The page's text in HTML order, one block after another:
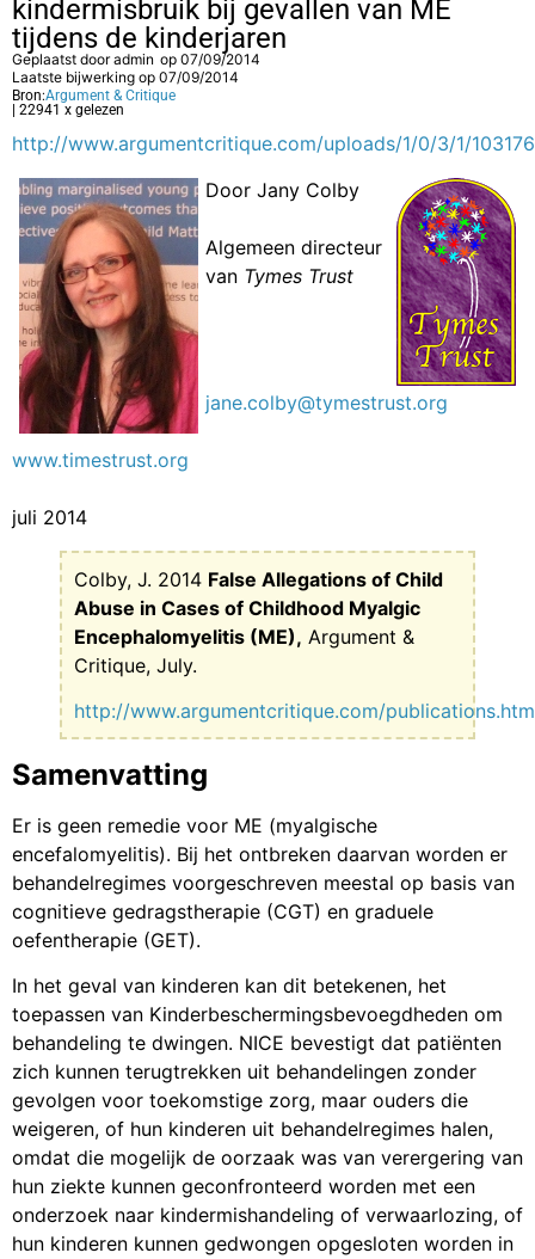
kindermisbruik bij gevallen van ME
tijdens de kinderjaren
Geplaatst dooradmin op 07/09/2014
Laatste bijwerking op 07/09/2014
Bron:Argument & Critique
| 22941 x gelezen
http://www.argumentcritique.com/uploads/1/0/3/1/
Door Jany Colby
Algemeen directeur
van Tymes Trust
jane.colby@tymestrust.org
www.timestrust.org
juli 2014
Colby, J. 2014 False Allegations of Child
Abuse in Cases of Childhood Myalgic
Encephalomyelitis (ME), Argument &
Critique, July.
http://www.argumentcritique.com/
Samenvatting
Er is geen remedie voor ME (myalgische
encefalomyelitis). Bij het ontbreken daarvan worden er
behandelregimes voorgeschreven meestal op basis van
cognitieve gedragstherapie (CGT) en graduele
oefentherapie (GET).
In het geval van kinderen kan dit betekenen, het
toepassen van Kinderbeschermingsbevoegdheden om
behandeling te dwingen. NICE bevestigt dat patiënten
zich kunnen terugtrekken uit behandelingen zonder
gevolgen voor toekomstige zorg, maar ouders die
weigeren, of hun kinderen uit behandelregimes halen,
omdat die mogelijk de oorzaak was van verergering van
hun ziekte kunnen geconfronteerd worden met een
onderzoek naar kindermishandeling of verwaarlozing, of
hun kinderen kunnen gedwongen opgesloten worden in